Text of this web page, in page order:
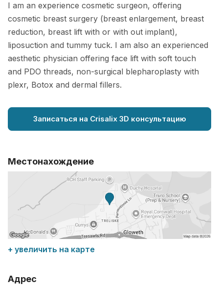
I am an experience cosmetic surgeon, offering
cosmetic breast surgery (breast enlargement, breast
reduction, breast lift with or with out implant),
liposuction and tummy tuck. I am also an experienced
aesthetic physician offering face lift with soft touch
and PDO threads, non-surgical blepharoplasty with
plexr, Botox and dermal fillers.
Записаться на Crisalix 3D консультацию
Местонахождение
+ увеличить на карте
Адрес